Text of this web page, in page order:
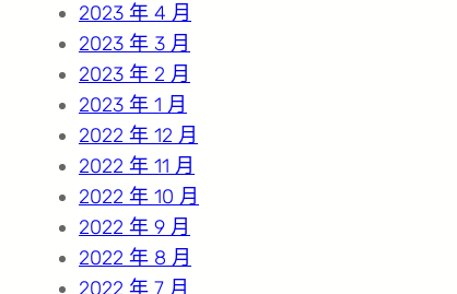
2023 年 4 月
2023 年 3 月
2023 年 2 月
2023 年 1 月
2022 年 12 月
2022 年 11 月
2022 年 10 月
2022 年 9 月
2022 年 8 月
2022 年 7 月